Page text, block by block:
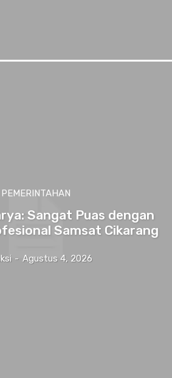
PEMERINTAHAN
Sangat Puas dengan
Samsat Cikarang
- Agustus 4, 2026